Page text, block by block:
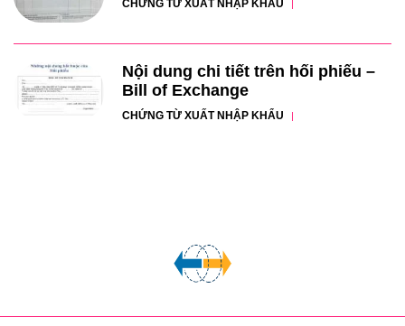
CHỨNG TỪ XUẤT NHẬP KHẨU
Nội dung chi tiết trên hối phiếu –
Bill of Exchange
CHỨNG TỪ XUẤT NHẬP KHẨU